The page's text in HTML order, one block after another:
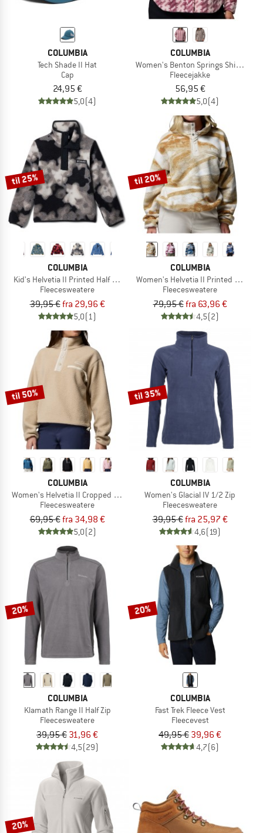
COLUMBIA
Tech Shade II Hat
Cap
24,95 €
5,0(4)
COLUMBIA
Women's Benton Springs Shirt
Fleecejakke
56,95 €
5,0(4)
til 25%
COLUMBIA
Kid's Helvetia II Printed Half Snap Fleece
Fleecesweatere
39,95 €fra 29,96 €
5,0(1)
til 20%
COLUMBIA
Women's Helvetia II Printed
Fleecesweatere
79,95 €fra 63,96 €
4,5(2)
til 50%
COLUMBIA
Women's Helvetia II Cropped Half Snap Fleece
Fleecesweatere
69,95 €fra 34,98 €
5,0(2)
til 35%
COLUMBIA
Women's Glacial IV 1/2 Zip
Fleecesweatere
39,95 €fra 25,97 €
4,6(19)
20%
COLUMBIA
Klamath Range II Half Zip
Fleecesweatere
39,95 € 31,96 €
4,5(29)
20%
COLUMBIA
Fast Trek Fleece Vest
Fleecevest
49,95 € 39,96 €
4,7(6)
20%